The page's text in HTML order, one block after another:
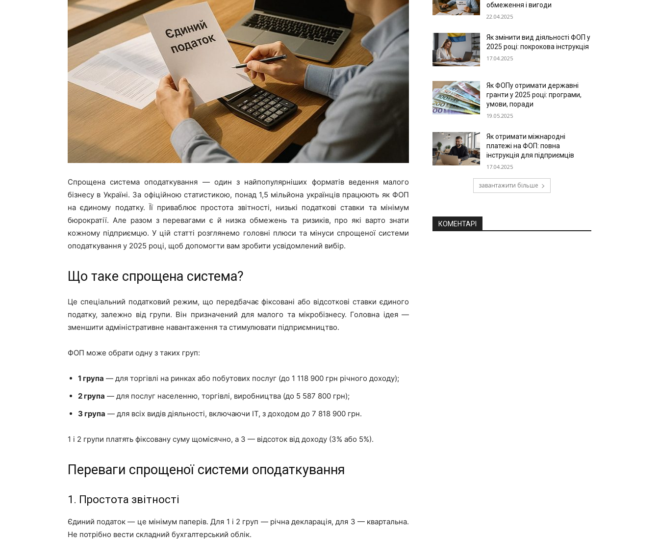
Спрощена система оподаткування — один з найпопулярніших форматів ведення малого
бізнесу в Україні. За офіційною статистикою, понад 1,5 мільйона українців працюють як ФОП
на єдиному податку. Її приваблює простота звітності, низькі податкові ставки та мінімум
бюрократії. Але разом з перевагами є й низка обмежень та ризиків, про які варто знати
кожному підприємцю. У цій статті розглянемо головні плюси та мінуси спрощеної системи
оподаткування у 2025 році, щоб допомогти вам зробити усвідомлений вибір.
Що таке спрощена система?
Це спеціальний податковий режим, що передбачає фіксовані або відсоткові ставки єдиного
податку, залежно від групи. Він призначений для малого та мікробізнесу. Головна ідея —
зменшити адміністративне навантаження та стимулювати підприємництво.
ФОП може обрати одну з таких груп:
1 група — для торгівлі на ринках або побутових послуг (до 1 118 900 грн річного доходу);
2 група — для послуг населенню, торгівлі, виробництва (до 5 587 800 грн);
3 група — для всіх видів діяльності, включаючи IT, з доходом до 7 818 900 грн.
1 і 2 групи платять фіксовану суму щомісячно, а 3 — відсоток від доходу (3% або 5%).
Переваги спрощеної системи оподаткування
1. Простота звітності
Єдиний податок — це мінімум паперів. Для 1 і 2 груп — річна декларація, для 3 — квартальна.
Не потрібно вести складний бухгалтерський облік.
обмеження і вигоди
22.04.2025
Як змінити вид діяльності ФОП у
2025 році: покрокова інструкція
17.04.2025
Як ФОПу отримати державні
гранти у 2025 році: програми,
умови, поради
19.05.2025
Як отримати міжнародні
платежі на ФОП: повна
інструкція для підприємців
17.04.2025
завантажити більше
КОМЕНТАРІ